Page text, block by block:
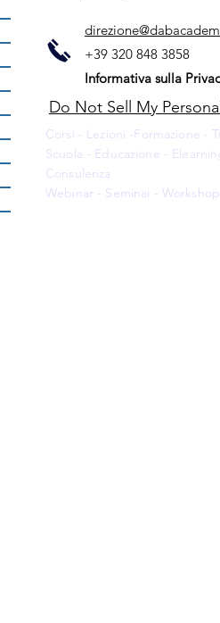
+39 320 848 3858
Informativa sulla
Do Not Sell My
Corsi - Lezioni -Formazione -
Scuola - Educazione -
Consulenza
Webinar - Seminai - Workshop